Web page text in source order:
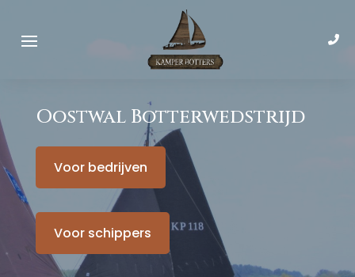
Oostwal Botterwedstrijd
Voor bedrijven
Voor schippers